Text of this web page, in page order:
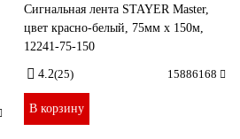
Сигнальная лента STAYER Master,
цвет красно-белый, 75мм х 150м,
12241-75-150
4.2(25) 15886168
В корзину